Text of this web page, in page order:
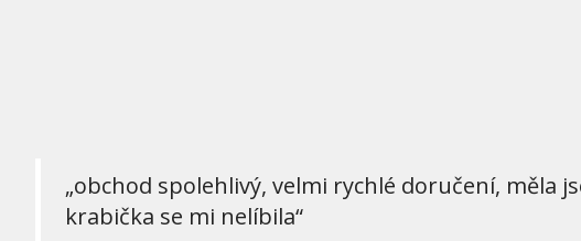
„obchod spolehlivý, velmi rychlé doručení, měla
krabička se mi nelíbila“